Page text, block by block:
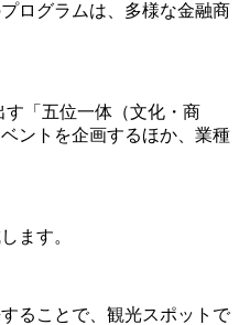
ログラムは、多様な金融商
す「五位一体（文化・商
ントを企画するほか、業種
ます。
ることで、観光スポットで